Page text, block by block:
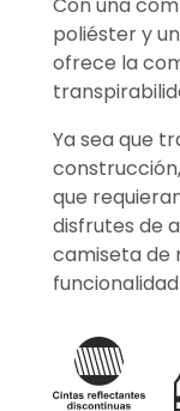
Con una
poliéster y
ofrece la
Ya sea que
que
disfrutes de
camiseta de